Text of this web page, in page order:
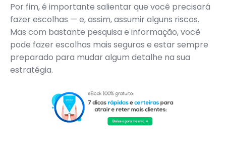
Por fim, é importante salientar que você precisará
fazer escolhas — e, assim, assumir alguns riscos.
Mas com bastante pesquisa e informação, você
pode fazer escolhas mais seguras e estar sempre
preparado para mudar algum detalhe na sua
estratégia.